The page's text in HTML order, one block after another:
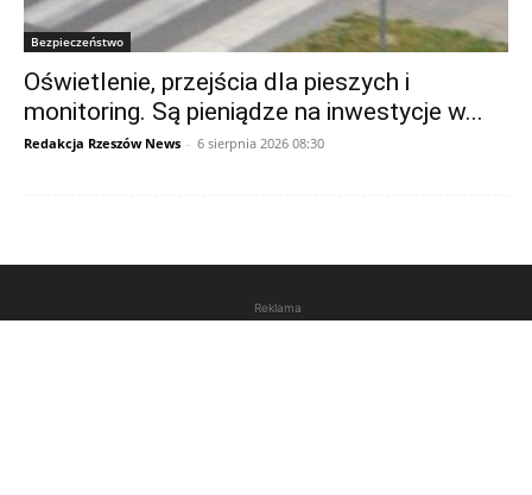
Bezpieczeństwo
Oświetlenie, przejścia dla pieszych i
monitoring. Są pieniądze na inwestycje w...
Redakcja Rzeszów News - 6 sierpnia 2026 08:30
Reklama